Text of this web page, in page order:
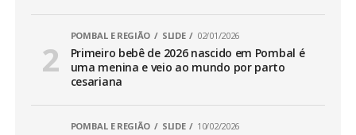
POMBAL E REGIÃO SLIDE 02/01/2026
Primeiro bebê de 2026 nascido em Pombal é
uma menina e veio ao mundo por parto
cesariana
POMBAL E REGIÃO SLIDE 10/02/2026